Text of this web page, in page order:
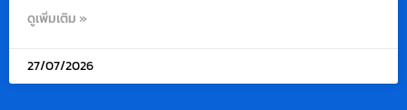
ดูเพิ่มเติม »
27/07/2026